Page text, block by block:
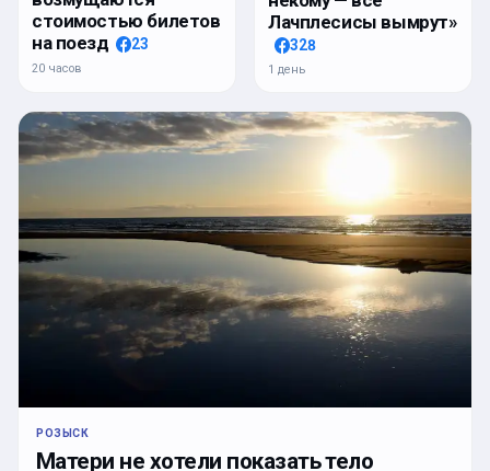
стоимостью билетов
на поезд
23
20 часов
Лачплесисы вымрут»
328
1 день
РОЗЫСК
Матери не хотели показать тело